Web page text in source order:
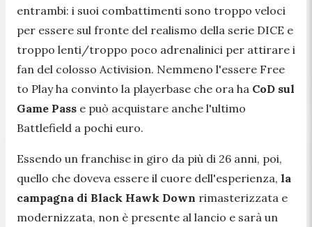
entrambi: i suoi combattimenti sono troppo veloci
per essere sul fronte del realismo della serie DICE e
troppo lenti/troppo poco adrenalinici per attirare i
fan del colosso Activision. Nemmeno l'essere Free
to Play ha convinto la playerbase che ora ha CoD sul
Game Pass e può acquistare anche l'ultimo
Battlefield a pochi euro.
Essendo un franchise in giro da più di 26 anni, poi,
quello che doveva essere il cuore dell'esperienza, la
campagna di Black Hawk Down rimasterizzata e
modernizzata, non è presente al lancio e sarà un